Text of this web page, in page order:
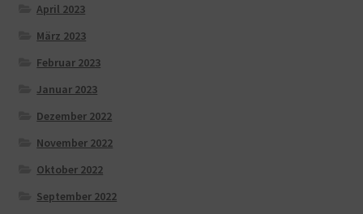
April 2023
März 2023
Februar 2023
Januar 2023
Dezember 2022
November 2022
Oktober 2022
September 2022